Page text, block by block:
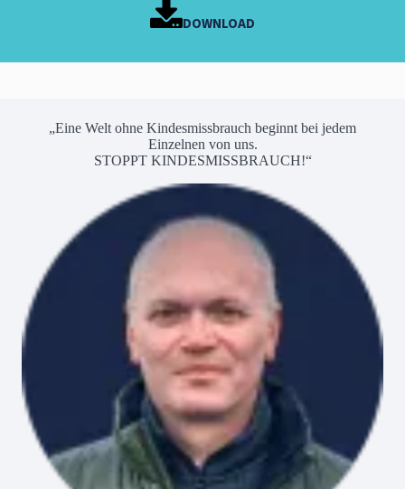
DOWNLOAD
„Eine Welt ohne Kindesmissbrauch beginnt bei jedem
Einzelnen von uns.
STOPPT KINDESMISSBRAUCH!“